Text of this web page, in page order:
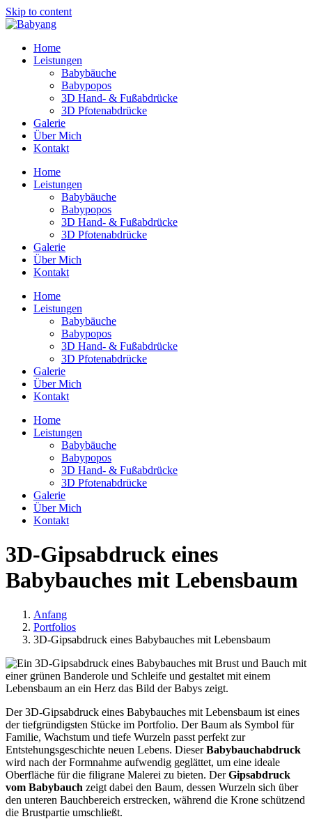
Skip to content
Home
Leistungen
Babybäuche
Babypopos
3D Hand- & Fußabdrücke
3D Pfotenabdrücke
Galerie
Über Mich
Kontakt
Home
Leistungen
Babybäuche
Babypopos
3D Hand- & Fußabdrücke
3D Pfotenabdrücke
Galerie
Über Mich
Kontakt
Home
Leistungen
Babybäuche
Babypopos
3D Hand- & Fußabdrücke
3D Pfotenabdrücke
Galerie
Über Mich
Kontakt
Home
Leistungen
Babybäuche
Babypopos
3D Hand- & Fußabdrücke
3D Pfotenabdrücke
Galerie
Über Mich
Kontakt
3D-Gipsabdruck eines
Babybauches mit Lebensbaum
Anfang
Portfolios
3D-Gipsabdruck eines Babybauches mit Lebensbaum
Der 3D-Gipsabdruck eines Babybauches mit Lebensbaum ist eines
der tiefgründigsten Stücke im Portfolio. Der Baum als Symbol für
Familie, Wachstum und tiefe Wurzeln passt perfekt zur
Entstehungsgeschichte neuen Lebens. DieserBabybauchabdruck
wird nach der Formnahme aufwendig geglättet, um eine ideale
Oberfläche für die filigrane Malerei zu bieten. DerGipsabdruck
vom Babybauch zeigt dabei den Baum, dessen Wurzeln sich über
den unteren Bauchbereich erstrecken, während die Krone schützend
die Brustpartie umschließt.